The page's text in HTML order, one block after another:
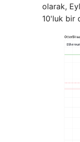
olarak,
10'luk bir